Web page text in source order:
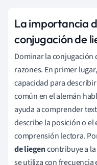
La importancia
conjugación de
Dominar la conjugación
razones. En primer
capacidad para
común en el alemán
ayuda a comprender
describe la posición o
comprensión lectora.
de liegencontribuye a
se utiliza con frecuencia